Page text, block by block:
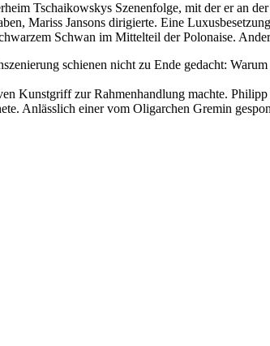
Tschaikowskys Szenenfolge, mit der er an
Mariss Jansons dirigierte. Eine
Schwan im Mittelteil der Polonaise.
schienen nicht zu Ende gedacht:
Kunstgriff zur Rahmenhandlung machte.
Anlässlich einer vom Oligarchen Gremin